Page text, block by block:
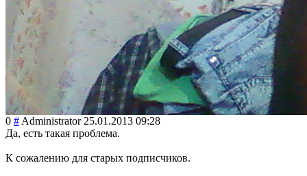
0 #Administrator 25.01.2013 09:28
Да, есть такая проблема.
К сожалению для старых подписчиков.